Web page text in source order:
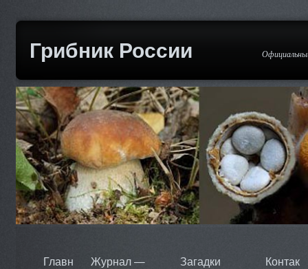
Грибник России
Главн
Журнал —
Загадки
Контак